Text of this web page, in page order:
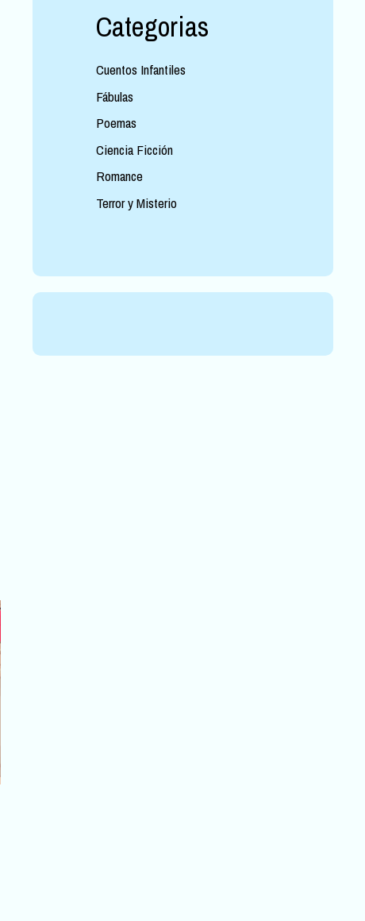
Categorias
Cuentos Infantiles
Fábulas
Poemas
Ciencia Ficción
Romance
Terror y Misterio